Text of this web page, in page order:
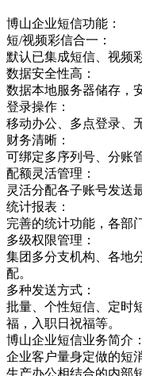
博山企业短信功能：
短/视频彩信合一：
默认已集成短信、视频
数据安全性高：
数据本地服务器储存，
登录操作：
移动办公、多点登录、
财务清晰：
可绑定多序列号、分账
配额灵活管理：
灵活分配各子账号发送
统计报表：
完善的统计功能，各部
多级权限管理：
集团多分支机构、各地
配。
多种发送方式：
批量、个性短信、定时
福，入职日祝福等。
博山企业短信业务简介
企业客户量身定做的短
生产办公相结合的内部